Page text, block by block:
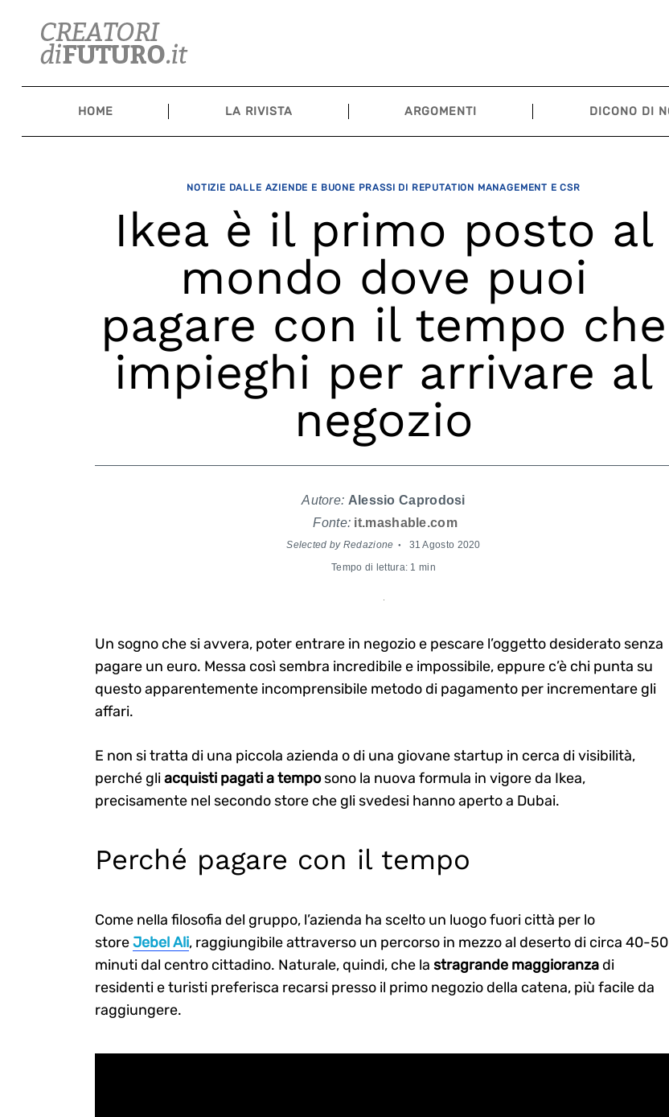
content
HOME LA RIVISTA ARGOMENTI DICONO DI
NOTIZIE DALLE AZIENDE E BUONE PRASSI DI REPUTATION MANAGEMENT E CSR
Ikea è il primo posto al
mondo dove puoi
pagare con il tempo che
impieghi per arrivare al
negozio
Autore: Alessio Caprodosi
Fonte: it.mashable.com
Selected by Redazione 31 Agosto 2020
Tempo di lettura: 1 min
Un sogno che si avvera, poter entrare in negozio e pescare l’oggetto desiderato senza
pagare un euro. Messa così sembra incredibile e impossibile, eppure c’è chi punta su
questo apparentemente incomprensibile metodo di pagamento per incrementare gli
affari.
E non si tratta di una piccola azienda o di una giovane startup in cerca di visibilità,
perché gliacquisti pagati a temposono la nuova formula in vigore da Ikea,
precisamente nel secondo store che gli svedesi hanno aperto a Dubai.
Perché pagare con il tempo
Come nella filosofia del gruppo, l’azienda ha scelto un luogo fuori città per lo
storeJebel Ali, raggiungibile attraverso un percorso in mezzo al deserto di circa 40-50
minuti dal centro cittadino. Naturale, quindi, che la stragrande maggioranzadi
residenti e turisti preferisca recarsi presso il primo negozio della catena, più facile da
raggiungere.